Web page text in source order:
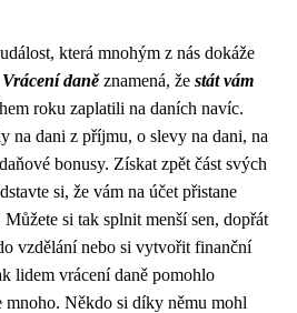
která mnohým z nás dokáže
Vrácení daněznamená, že stát vám
roku zaplatili na daních navíc.
na dani z příjmu, o slevy na dani, na
bonusy. Získat zpět část svých
si, že vám na účet přistane
si tak splnit menší sen, dopřát
vzdělání nebo si vytvořit finanční
lidem vrácení daně pomohlo
mnoho. Někdo si díky němu mohl